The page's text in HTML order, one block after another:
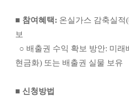
■ 참여혜택 : 온실가스 감축실적
보
○ 배출권 수익 확보 방안: 미래
현금화) 또는 배출권 실물 보유
■ 신청방법